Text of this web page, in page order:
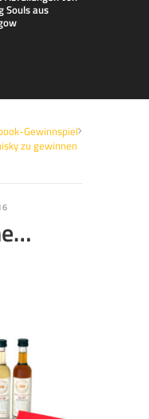
Souls aus
Gewinnspiel
zu gewinnen